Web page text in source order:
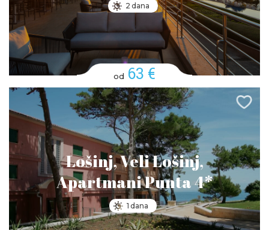
2 dana
od 63 €
Lošinj, Veli Lošinj,
Apartmani Punta 4*
1 dana